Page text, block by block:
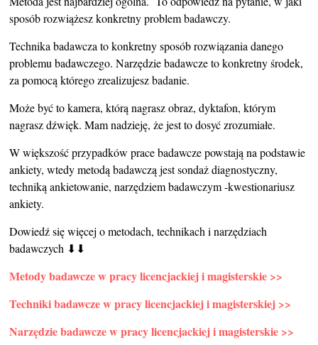
sposób rozwiążesz konkretny problem badawczy.
Technika badawcza to konkretny sposób rozwiązania danego
problemu badawczego. Narzędzie badawcze to konkretny środek,
za pomocą którego zrealizujesz badanie.
Może być to kamera, którą nagrasz obraz, dyktafon, którym
nagrasz dźwięk. Mam nadzieję, że jest to dosyć zrozumiałe.
W większość przypadków prace badawcze powstają na podstawie
ankiety, wtedy metodą badawczą jest sondaż diagnostyczny,
techniką ankietowanie, narzędziem badawczym -kwestionariusz
ankiety.
Dowiedź się więcej o metodach, technikach i narzędziach
badawczych ⬇⬇
Metody badawcze w pracy licencjackiej i magisterskie >>
Techniki badawcze w pracy licencjackiej i magisterskiej >>
Narzędzie badawcze w pracy licencjackiej i magisterskie >>